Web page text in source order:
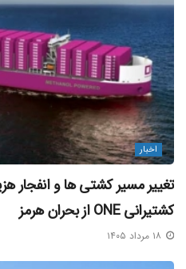
منبع خبر
سرمایه گذاری بیش
/ احصاء چالش های سرمایه گذاری به
بندرامیرآباد
اخبار
تغییر مسیر کشتی‌ ها و انفجار
کشتیرانی ONE از بحران هرمز